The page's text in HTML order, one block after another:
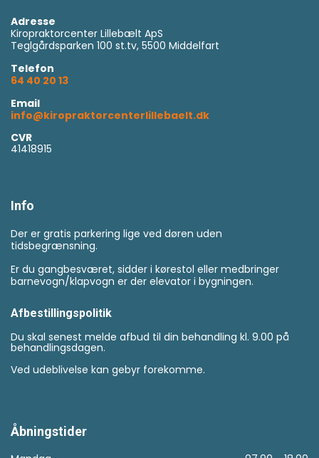
Adresse
Kiropraktorcenter Lillebælt ApS
Teglgårdsparken 100 st.tv, 5500 Middelfart
Telefon
64 40 20 13
Email
info@kiropraktorcenterlillebaelt.dk
CVR
41418915
Info
Der er gratis parkering lige ved døren uden
tidsbegrænsning.
Er du gangbesværet, sidder i kørestol eller medbringer
barnevogn/klapvogn er der elevator i bygningen.
Afbestillingspolitik
Du skal senest melde afbud til din behandling kl. 9.00 på
behandlingsdagen.
Ved udeblivelse kan gebyr forekomme.
Åbningstider